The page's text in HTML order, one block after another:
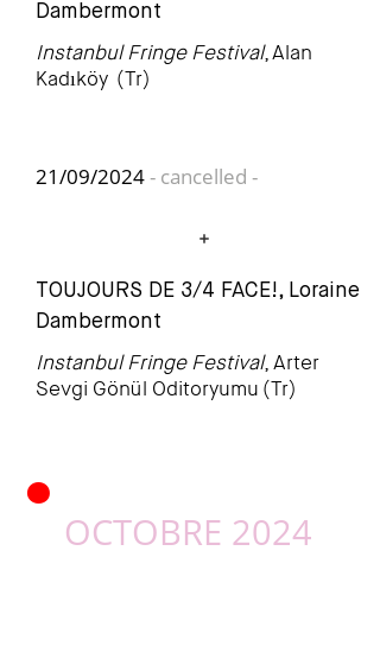
Dambermont
Instanbul Fringe Festival, Alan
Kadıköy (Tr)
21/09/2024- cancelled -
TOUJOURS DE 3/4 FACE!, Loraine
Dambermont
Instanbul Fringe Festival,Arter
Sevgi Gönül Oditoryumu (Tr)
• OCTOBRE 2024